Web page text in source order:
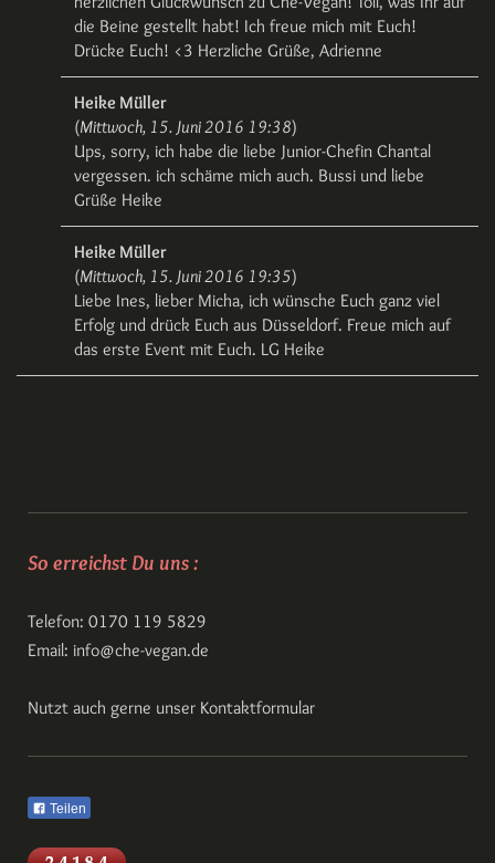
die Beine gestellt habt! Ich freue mich mit Euch!
Drücke Euch! <3 Herzliche Grüße, Adrienne
Heike Müller
(Mittwoch, 15. Juni 2016 19:38)
Ups, sorry, ich habe die liebe Junior-Chefin Chantal
vergessen. ich schäme mich auch. Bussi und liebe
Grüße Heike
Heike Müller
(Mittwoch, 15. Juni 2016 19:35)
Liebe Ines, lieber Micha, ich wünsche Euch ganz viel
Erfolg und drück Euch aus Düsseldorf. Freue mich auf
das erste Event mit Euch. LG Heike
So erreichst Du uns :
Telefon: 0170 119 5829
Email: info@che-vegan.de
Nutzt auch gerne unser Kontaktformular
Teilen